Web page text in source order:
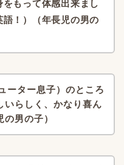
をもって体感出来まし
！）（年長児の男の
ーター息子）のところ
いらしく、かなり喜ん
男の子）